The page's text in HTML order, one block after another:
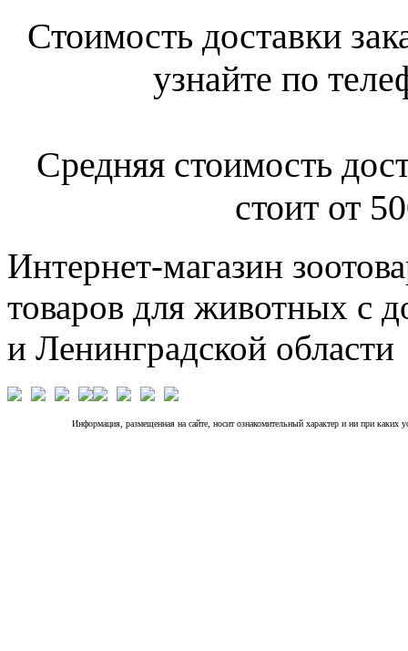
Стоимость доставки
узнайте по
Средняя стоимость
стоит от
Интернет-магазин
товаров для животных с
и Ленинградской области
Информация, размещенная на сайте, носит ознакомительный характер и ни при